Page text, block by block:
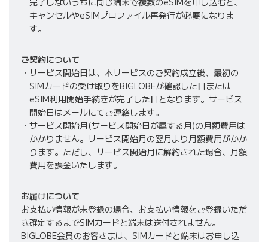
キャンセルやeSIMプロファイル再発行が必要になりま
す。
ご契約について
サービス開始日は、本サービスのご契約成立後、最初の
SIMカードの受け取りをBIGLOBEが確認した日または
eSIM利用開始手続きが完了した日となります。サービス
開始日はメールにてご連絡します。
サービス開始月(サービス開始日が属する月)の月額費用は
かかりません。サービス開始月の翌月より月額費用がかか
ります。ただし、サービス開始月に解約された場合、月額
費用を課金いたします。
お届けについて
お支払い情報が未登録の場合、お支払い情報をご登録いただ
き確定するまでSIMカードと端末は送付されません。
BIGLOBE会員のお客さまは、SIMカードと端末はお申し込